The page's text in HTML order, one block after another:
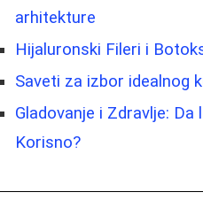
arhitekture
Hijaluronski Fileri i
Saveti za izbor idealnog
Gladovanje i Zdravlje:
Korisno?